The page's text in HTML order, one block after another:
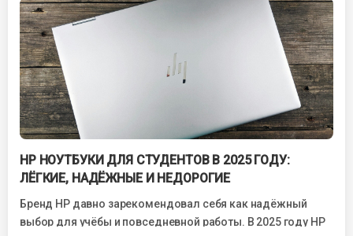
HP НОУТБУКИ ДЛЯ СТУДЕНТОВ В 2025 ГОДУ:
ЛЁГКИЕ, НАДЁЖНЫЕ И НЕДОРОГИЕ
Бренд HP давно зарекомендовал себя как надёжный
выбор для учёбы и повседневной работы. В 2025 году HP